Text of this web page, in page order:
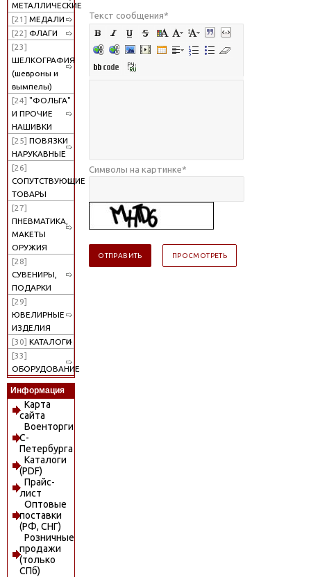
МЕТАЛЛИЧЕСКИЕ
[21] МЕДАЛИ
[22] ФЛАГИ
[23]
ШЕЛКОГРАФИЯ
(шевроны и
вымпелы)
[24] "ФОЛЬГА"
И ПРОЧИЕ
НАШИВКИ
[25] ПОВЯЗКИ
НАРУКАВНЫЕ
[26]
СОПУТСТВУЮЩИЕ
ТОВАРЫ
[27]
ПНЕВМАТИКА,
МАКЕТЫ
ОРУЖИЯ
[28]
СУВЕНИРЫ,
ПОДАРКИ
[29]
ЮВЕЛИРНЫЕ
ИЗДЕЛИЯ
[30] КАТАЛОГИ
[33]
ОБОРУДОВАНИЕ
Информация
Карта
сайта
Военторги
С-
Петербурга
Каталоги
(PDF)
Прайс-
лист
Оптовые
поставки
(РФ, СНГ)
Розничные
продажи
(только
СПб)
Текст сообщения*
Символы на картинке*